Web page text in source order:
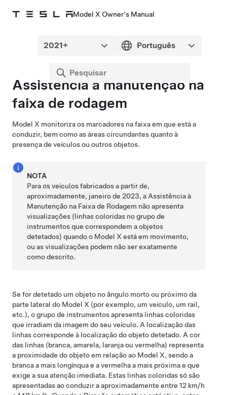
Model X Owner's Manual
Assistência à manutenção na
faixa de rodagem
Model X monitoriza os marcadores na faixa em que está a
conduzir, bem como as áreas circundantes quanto à
presença de veículos ou outros objetos.
NOTA
Para os veículos fabricados a partir de,
aproximadamente, janeiro de 2023, a Assistência à
Manutenção na Faixa de Rodagem não apresenta
visualizações (linhas coloridas nogrupo de
instrumentosque correspondem a objetos
detetados) quando o Model X está em movimento,
ou as visualizações podem não ser exatamente
como descrito.
Se for detetado um objeto no ângulo morto ou próximo da
parte lateral do Model X (por exemplo, um veículo, um rail,
etc.), ogrupo de instrumentosapresenta linhas coloridas
que irradiam da imagem do seu veículo. A localização das
linhas corresponde à localização do objeto detetado. A cor
das linhas (branca, amarela, laranja ou vermelha) representa
a proximidade do objeto em relação ao Model X, sendo a
branca a mais longínqua e a vermelha a mais próxima e que
exige a sua atenção imediata. Estas linhas coloridas só são
apresentadas ao conduzir a aproximadamente entre 12 km/h